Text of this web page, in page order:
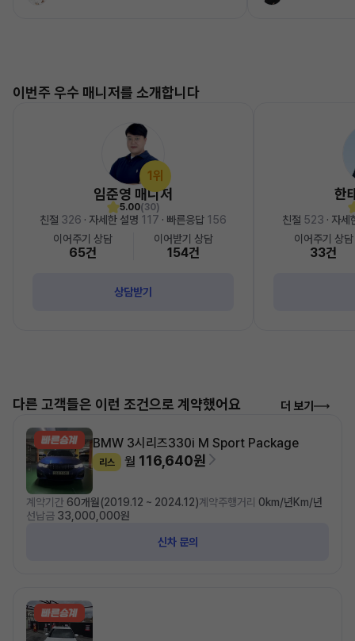
이번주 우수 매니저를 소개합니다
1위
임준영 매니저
5.00(30)
친절 326 · 자세한 설명 117 · 빠른응답 156
이어주기 상담
65건
이어받기 상담
154건
상담받기
한
친절 523 · 자
이어주기 상담
33건
다른 고객들은 이런 조건으로 계약했어요 더 보기
BMW 3시리즈330i M Sport Package
리스 월 116,640원
계약기간 60개월(2019.12 ~ 2024.12)계약주행거리 0km/년Km/년
선납금 33,000,000원
신차 문의